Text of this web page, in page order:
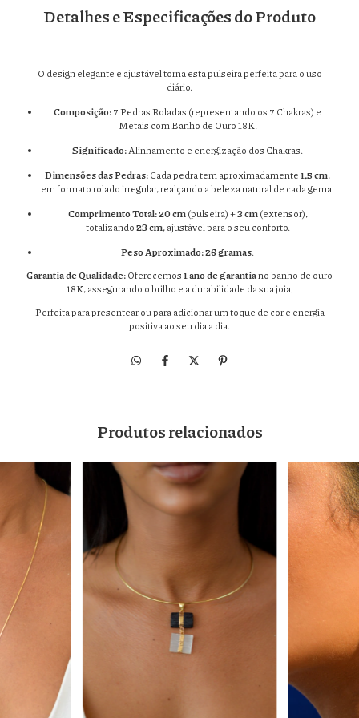
Detalhes e Especificações do Produto
O design elegante e ajustável torna esta pulseira perfeita para o uso
diário.
Composição:7 Pedras Roladas (representando os 7 Chakras) e
Metais com Banho de Ouro 18K.
Significado:Alinhamento e energização dos Chakras.
Dimensões das Pedras:Cada pedra tem aproximadamente1,5 cm,
em formato rolado irregular, realçando a beleza natural de cada gema.
Comprimento Total:20 cm(pulseira) +3 cm(extensor),
totalizando23 cm, ajustável para o seu conforto.
Peso Aproximado:26 gramas.
Garantia de Qualidade:Oferecemos1 ano de garantiano banho de ouro
18K, assegurando o brilho e a durabilidade da sua joia!
Perfeita para presentear ou para adicionar um toque de cor e energia
positiva ao seu dia a dia.
Produtos relacionados